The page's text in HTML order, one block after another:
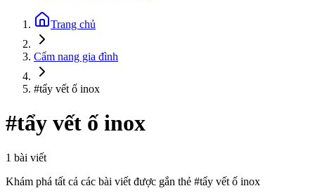
Trang chủ
Cẩm nang gia đình
#tẩy vết ố inox
#tẩy vết ố inox
1 bài viết
Khám phá tất cả các bài viết được gắn thẻ #tẩy vết ố inox